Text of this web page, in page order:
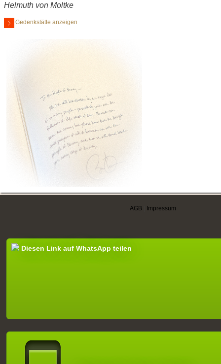
Helmuth von Moltke
Gedenkstätte anzeigen
AGB Impressum
Diesen Link auf WhatsApp teilen